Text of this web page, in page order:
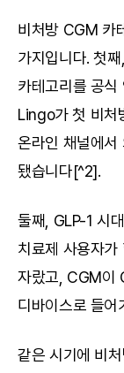
비처방 CGM 카
가지입니다. 첫
카테고리를 공
Lingo가 첫 비처
온라인 채널에서
됐습니다[^2].
둘째, GLP-1 시
치료제 사용자
자랐고, CGM이
디바이스로 들어
같은 시기에 비